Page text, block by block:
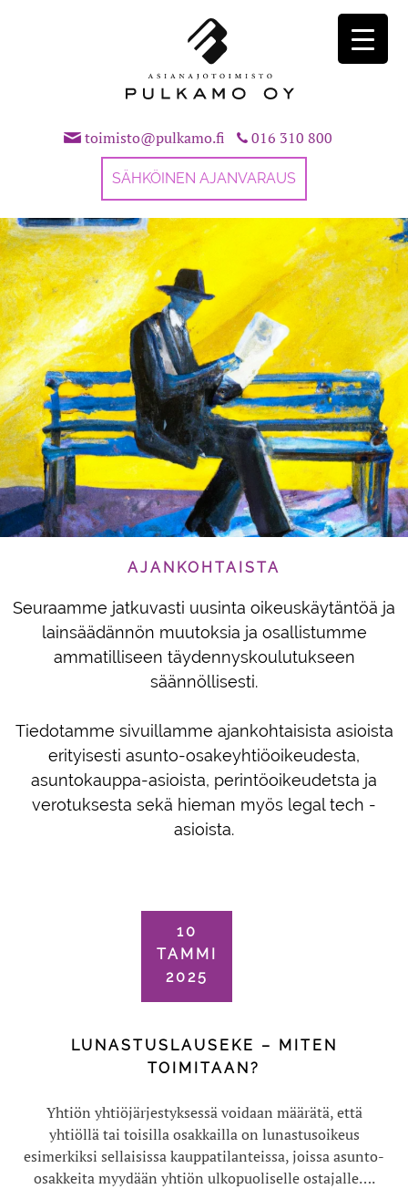
toimisto@pulkamo.fi 016 310 800
SÄHKÖINEN AJANVARAUS
AJANKOHTAISTA
Seuraamme jatkuvasti uusinta oikeuskäytäntöä ja
lainsäädännön muutoksia ja osallistumme
ammatilliseen täydennyskoulutukseen
säännöllisesti.
Tiedotamme sivuillamme ajankohtaisista asioista
erityisesti asunto-osakeyhtiöoikeudesta,
asuntokauppa-asioista, perintöoikeudetsta ja
verotuksesta sekä hieman myös legal tech -
asioista.
10
TAMMI
2025
LUNASTUSLAUSEKE – MITEN
TOIMITAAN?
Yhtiön yhtiöjärjestyksessä voidaan määrätä, että
yhtiöllä tai toisilla osakkailla on lunastusoikeus
esimerkiksi sellaisissa kauppatilanteissa, joissa asunto-
osakkeita myydään yhtiön ulkopuoliselle ostajalle….